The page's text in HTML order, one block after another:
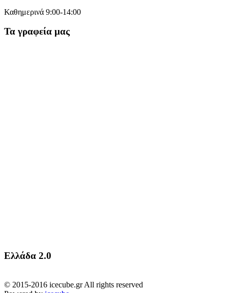
Καθημερινά 9:00-14:00
Τα γραφεία μας
Ελλάδα 2.0
© 2015-2016 icecube.gr All rights reserved